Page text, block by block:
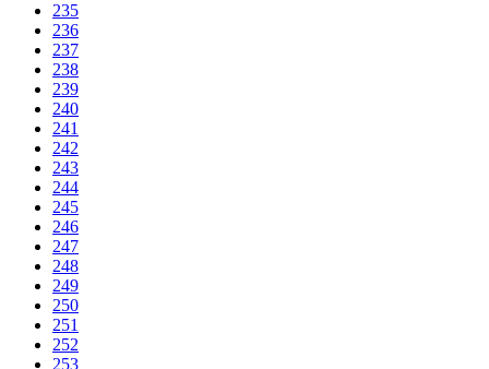
235
236
237
238
239
240
241
242
243
244
245
246
247
248
249
250
251
252
253